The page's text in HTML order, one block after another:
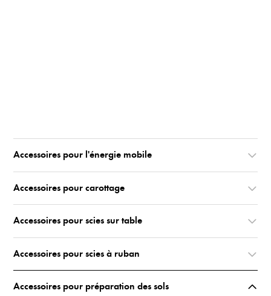
Accessoires pour l'énergie mobile
Accessoires pour carottage
Accessoires pour scies sur table
Accessoires pour scies à ruban
Accessoires pour préparation des sols